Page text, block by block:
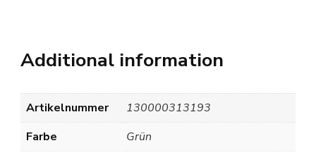
Additional information
Artikelnummer
130000313193
Farbe
Grün